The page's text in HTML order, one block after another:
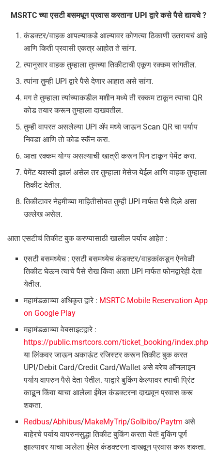
MSRTC च्या एसटी बसमधून प्रवास करताना UPI द्वारे कसे पैसे द्यायचे ?
कंडक्टर/वाहक आपल्याकडे आल्यावर कोणत्या ठिकाणी उतरायचं आहे
आणि किती प्रवासी एकत्र आहोत ते सांगा.
त्यानुसार वाहक तुम्हाला तुमच्या तिकीटाची एकूण रक्कम सांगतील.
त्यांना तुम्ही UPI द्वारे पैसे देणार आहात असे सांगा.
मग ते तुम्हाला त्यांच्याकडील मशीन मध्ये ती रक्कम टाकून त्याचा QR
कोड तयार करून तुम्हाला दाखवतील.
तुम्ही वापरत असलेल्या UPI ॲप मध्ये जाऊन Scan QR चा पर्याय
निवडा आणि तो कोड स्कॅन करा.
आता रक्कम योग्य असल्याची खात्री करून पिन टाकून पेमेंट करा.
पेमेंट यशस्वी झालं असेल तर तुम्हाला मेसेज येईल आणि वाहक तुम्हाला
तिकीट देतील.
तिकीटावर नेहमीच्या माहितीसोबत तुम्ही UPI मार्फत पैसे दिले असा
उल्लेख असेल.
आता एसटीचं तिकीट बुक करण्यासाठी खालील पर्याय आहेत :
एसटी बसमध्येच : एसटी बसमध्येच कंडक्टर/वाहकांकडून ऐनवेळी
तिकीट घेऊन त्याचे पैसे रोख किंवा आता UPI मार्फत फोनद्वारेही देता
येतील.
महामंडळाच्या अधिकृत द्वारे : MSRTC Mobile Reservation App
on Google Play
महामंडळाच्या वेबसाइटद्वारे :
https://public.msrtcors.com/ticket_booking/index.php
या लिंकवर जाऊन अकाऊंट रजिस्टर करून तिकीट बुक करत
UPI/Debit Card/Credit Card/Wallet असे बरेच ऑनलाइन
पर्याय वापरुन पैसे देता येतील. याद्वारे बुकिंग केल्यावर त्याची प्रिंट
काढून किंवा याचा आलेला ईमेल कंडक्टरना दाखवून प्रवास करू
शकता.
Redbus/Abhibus/MakeMyTrip/GoIbibo/Paytm असे
बाहेरचे पर्याय वापरुनसुद्धा तिकीट बुकिंग करता येतं! बुकिंग पूर्ण
झाल्यावर याचा आलेला ईमेल कंडक्टरना दाखवून प्रवास करू शकता.